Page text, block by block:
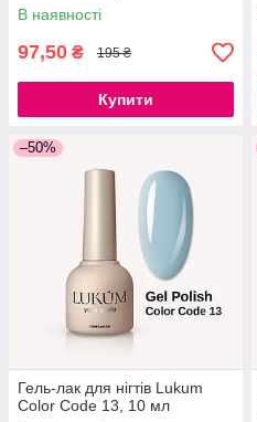
В наявності
97,50 ₴ 195 ₴
Купити
–50%
Гель-лак для нігтів Lukum
Color Code 13, 10 мл